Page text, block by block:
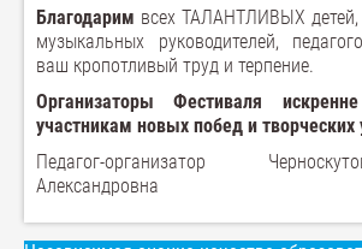
Благодарим всех ТАЛАНТЛИВЫХ
музыкальных руководителей,
ваш кропотливый труд и терпение.
Организаторы Фестиваля
участникам новых побед и творческих
Педагог-организатор
Александровна